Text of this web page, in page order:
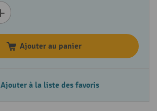
Ajouter au panier
Ajouter à la liste des favoris